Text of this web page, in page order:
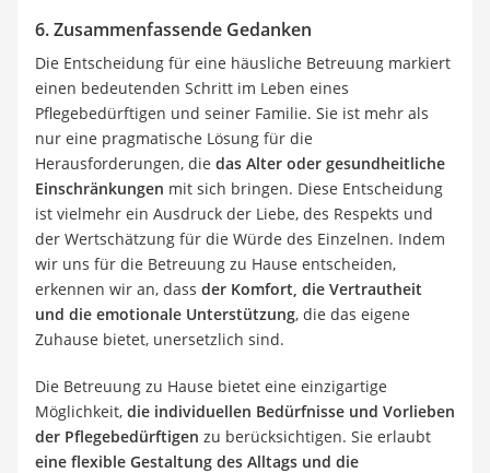
6. Zusammenfassende Gedanken
Die Entscheidung für eine häusliche Betreuung markiert
einen bedeutenden Schritt im Leben eines
Pflegebedürftigen und seiner Familie. Sie ist mehr als
nur eine pragmatische Lösung für die
Herausforderungen, die das Alter oder gesundheitliche
Einschränkungen mit sich bringen. Diese Entscheidung
ist vielmehr ein Ausdruck der Liebe, des Respekts und
der Wertschätzung für die Würde des Einzelnen. Indem
wir uns für die Betreuung zu Hause entscheiden,
erkennen wir an, dass der Komfort, die Vertrautheit
und die emotionale Unterstützung, die das eigene
Zuhause bietet, unersetzlich sind.
Die Betreuung zu Hause bietet eine einzigartige
Möglichkeit, die individuellen Bedürfnisse und Vorlieben
der Pflegebedürftigen zu berücksichtigen. Sie erlaubt
eine flexible Gestaltung des Alltags und die